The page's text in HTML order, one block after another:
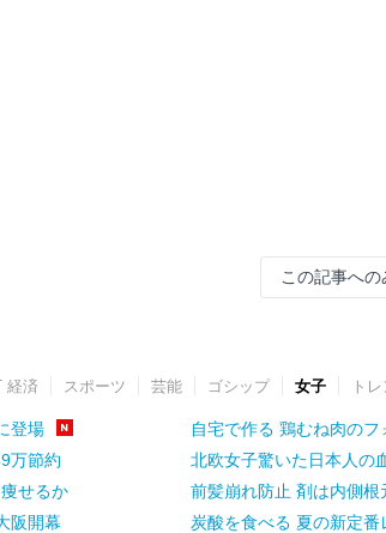
この記事へ
経済 スポーツ 芸能 ゴシップ 女子 ト
登場
万節約
せるか
阪開幕
自宅で作る 鶏むね肉のフ
北欧女子驚いた日本人の
前髪崩れ防止 剤は内側根
炭酸を食べる 夏の新定番